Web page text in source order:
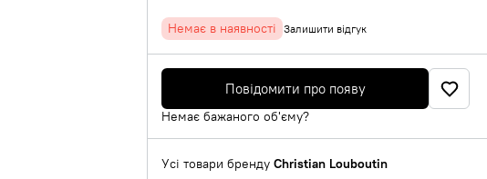
Немає в наявності Залишити відгук
Повідомити про появу
Немає бажаного об'єму?
Усі товари бренду Christian Louboutin